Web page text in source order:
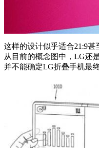
这样的设计似乎适合21:9甚
从目前的概念图中，LG还
并不能确定LG折叠手机最